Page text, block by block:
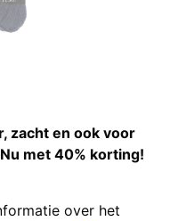
zacht en ook voor
Nu met 40% korting!
over het